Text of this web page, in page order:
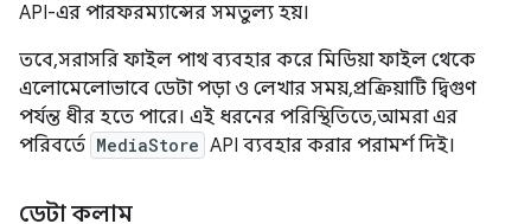
API-এর পারফরম্যান্সের সমতুল্য হয়।
তবে, সরাসরি ফাইল পাথ ব্যবহার করে মিডিয়া ফাইল থেকে
এলোমেলোভাবে ডেটা পড়া ও লেখার সময়, প্রক্রিয়াটি দ্বিগুণ
পর্যন্ত ধীর হতে পারে। এই ধরনের পরিস্থিতিতে, আমরা এর
পরিবর্তে MediaStore API ব্যবহার করার পরামর্শ দিই।
ডেটা কলাম